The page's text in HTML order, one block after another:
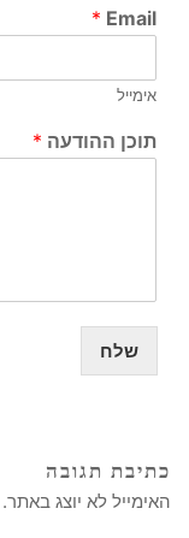
Email
*
אימייל
תוכן ההודעה *
שלח
כתיבת תגובה
האימייל לא יוצג באתר.